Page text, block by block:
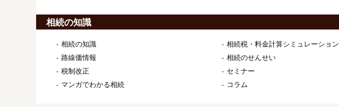
相続の知識
相続の知識
路線価情報
税制改正
マンガでわかる相続
相続税・料金計算シミュレーション
相続のせんせい
セミナー
コラム